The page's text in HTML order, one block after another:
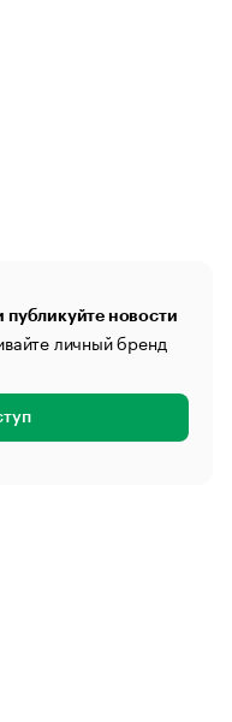
публикуйте новости
личный бренд